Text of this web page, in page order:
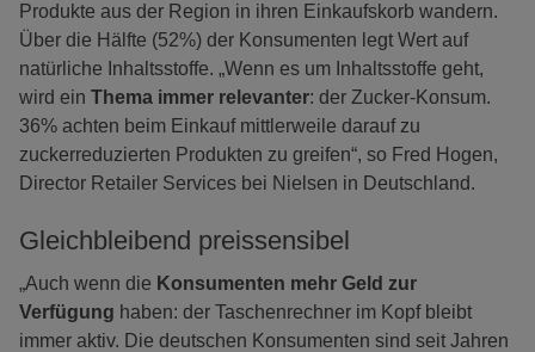
Produkte aus der Region in ihren Einkaufskorb wandern.
Über die Hälfte (52%) der Konsumenten legt Wert auf
natürliche Inhaltsstoffe. „Wenn es um Inhaltsstoffe geht,
wird ein Thema immer relevanter: der Zucker-Konsum.
36% achten beim Einkauf mittlerweile darauf zu
zuckerreduzierten Produkten zu greifen“, so Fred Hogen,
Director Retailer Services bei Nielsen in Deutschland.
Gleichbleibend preissensibel
„Auch wenn die Konsumenten mehr Geld zur
Verfügung haben: der Taschenrechner im Kopf bleibt
immer aktiv. Die deutschen Konsumenten sind seit Jahren